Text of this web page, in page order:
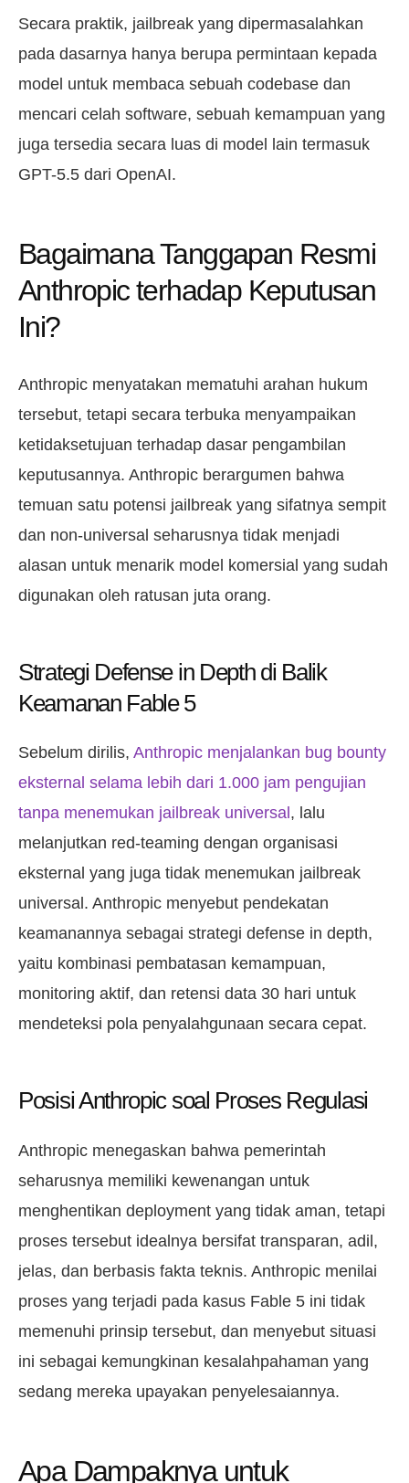
Secara praktik, jailbreak yang dipermasalahkan
pada dasarnya hanya berupa permintaan kepada
model untuk membaca sebuah codebase dan
mencari celah software, sebuah kemampuan yang
juga tersedia secara luas di model lain termasuk
GPT-5.5 dari OpenAI.
Bagaimana Tanggapan Resmi
Anthropic terhadap Keputusan
Ini?
Anthropic menyatakan mematuhi arahan hukum
tersebut, tetapi secara terbuka menyampaikan
ketidaksetujuan terhadap dasar pengambilan
keputusannya. Anthropic berargumen bahwa
temuan satu potensi jailbreak yang sifatnya sempit
dan non-universal seharusnya tidak menjadi
alasan untuk menarik model komersial yang sudah
digunakan oleh ratusan juta orang.
Strategi Defense in Depth di Balik
Keamanan Fable 5
Sebelum dirilis, Anthropic menjalankan bug bounty
eksternal selama lebih dari 1.000 jam pengujian
tanpa menemukan jailbreak universal , lalu
melanjutkan red-teaming dengan organisasi
eksternal yang juga tidak menemukan jailbreak
universal. Anthropic menyebut pendekatan
keamanannya sebagai strategi defense in depth,
yaitu kombinasi pembatasan kemampuan,
monitoring aktif, dan retensi data 30 hari untuk
mendeteksi pola penyalahgunaan secara cepat.
Posisi Anthropic soal Proses Regulasi
Anthropic menegaskan bahwa pemerintah
seharusnya memiliki kewenangan untuk
menghentikan deployment yang tidak aman, tetapi
proses tersebut idealnya bersifat transparan, adil,
jelas, dan berbasis fakta teknis. Anthropic menilai
proses yang terjadi pada kasus Fable 5 ini tidak
memenuhi prinsip tersebut, dan menyebut situasi
ini sebagai kemungkinan kesalahpahaman yang
sedang mereka upayakan penyelesaiannya.
Apa Dampaknya untuk